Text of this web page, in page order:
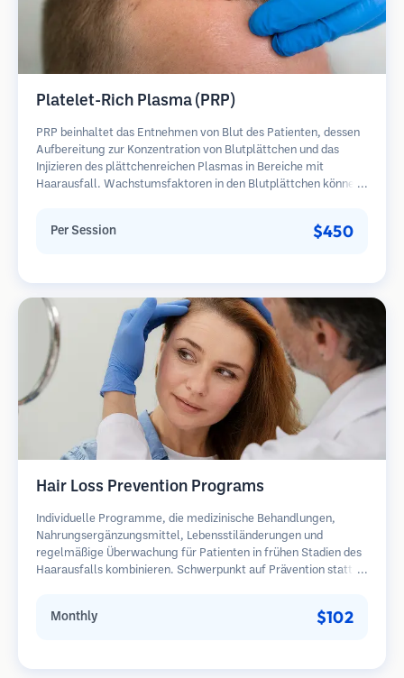
Platelet-Rich Plasma (PRP)
PRP beinhaltet das Entnehmen von Blut des Patienten, dessen
Aufbereitung zur Konzentration von Blutplättchen und das
Injizieren des plättchenreichen Plasmas in Bereiche mit
Haarausfall. Wachstumsfaktoren in den Blutplättchen können
mehrere Sitzungen erforderlich.
Per Session $450
Hair Loss Prevention Programs
Individuelle Programme, die medizinische Behandlungen,
Nahrungsergänzungsmittel, Lebensstiländerungen und
regelmäßige Überwachung für Patienten in frühen Stadien des
Haarausfalls kombinieren. Schwerpunkt auf Prävention statt
Monthly $102